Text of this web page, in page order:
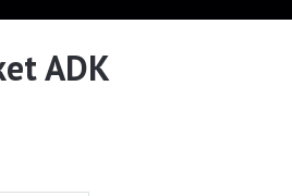
ADK